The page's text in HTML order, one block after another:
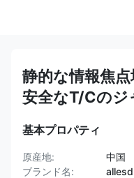
静的な情報焦
安全なT/Cの
基本プロパティ
原産地:
中国
ブランド名:
allesd